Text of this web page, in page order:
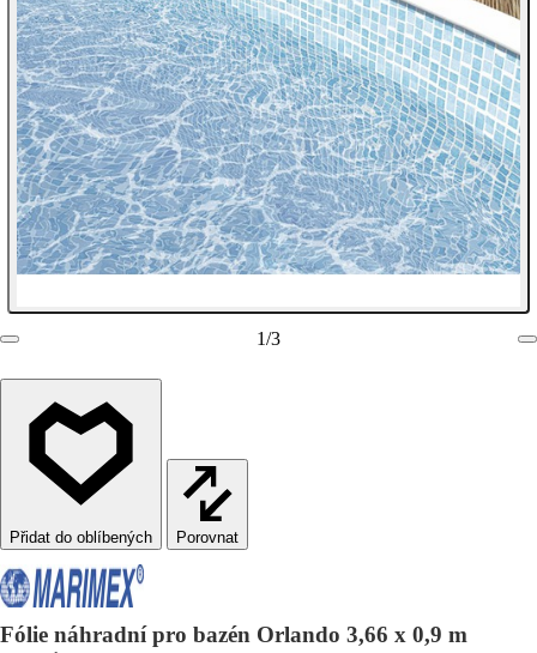
1/3
Porovnat
Fólie náhradní pro bazén Orlando 3,66 x 0,9 m